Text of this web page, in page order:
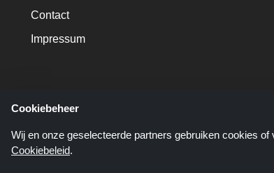
Contact
Impressum
Cookiebeheer
Wij en onze geselecteerde partners gebruiken cookies
Cookiebeleid.